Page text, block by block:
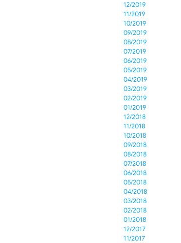
12/2019
11/2019
10/2019
09/2019
08/2019
07/2019
06/2019
05/2019
04/2019
03/2019
02/2019
01/2019
12/2018
11/2018
10/2018
09/2018
08/2018
07/2018
06/2018
05/2018
04/2018
03/2018
02/2018
01/2018
12/2017
11/2017